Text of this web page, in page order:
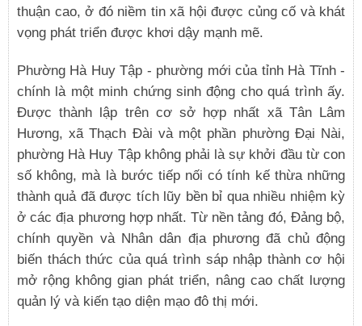
thuận cao, ở đó niềm tin xã hội được củng cố và khát
vọng phát triển được khơi dậy mạnh mẽ.
Phường Hà Huy Tập - phường mới của tỉnh Hà Tĩnh -
chính là một minh chứng sinh động cho quá trình ấy.
Được thành lập trên cơ sở hợp nhất xã Tân Lâm
Hương, xã Thạch Đài và một phần phường Đại Nài,
phường Hà Huy Tập không phải là sự khởi đầu từ con
số không, mà là bước tiếp nối có tính kế thừa những
thành quả đã được tích lũy bền bỉ qua nhiều nhiệm kỳ
ở các địa phương hợp nhất. Từ nền tảng đó, Đảng bộ,
chính quyền và Nhân dân địa phương đã chủ động
biến thách thức của quá trình sáp nhập thành cơ hội
mở rộng không gian phát triển, nâng cao chất lượng
quản lý và kiến tạo diện mạo đô thị mới.